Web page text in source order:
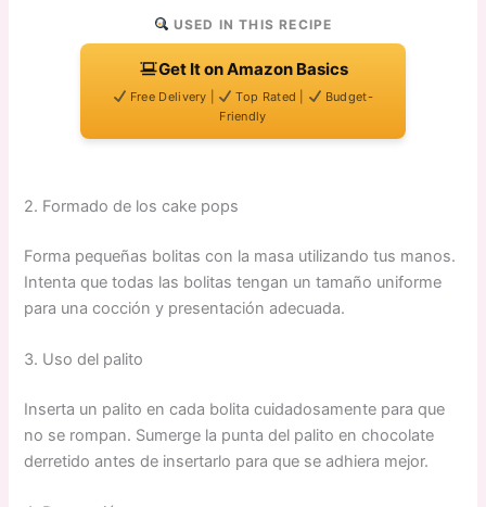
USED IN THIS RECIPE
Get It on Amazon Basics
Free Delivery | Top Rated |
Budget-
Friendly
2. Formado de los cake pops
Forma pequeñas bolitas con la masa utilizando tus manos.
Intenta que todas las bolitas tengan un tamaño uniforme
para una cocción y presentación adecuada.
3. Uso del palito
Inserta un palito en cada bolita cuidadosamente para que
no se rompan. Sumerge la punta del palito en chocolate
derretido antes de insertarlo para que se adhiera mejor.